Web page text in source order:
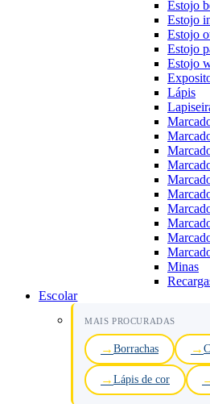
Estojo
Estojo
Estojo
Estojo
Estojo
Lápis
Minas
Escolar
MAIS PROCURADAS
Borrachas
Lápis de cor